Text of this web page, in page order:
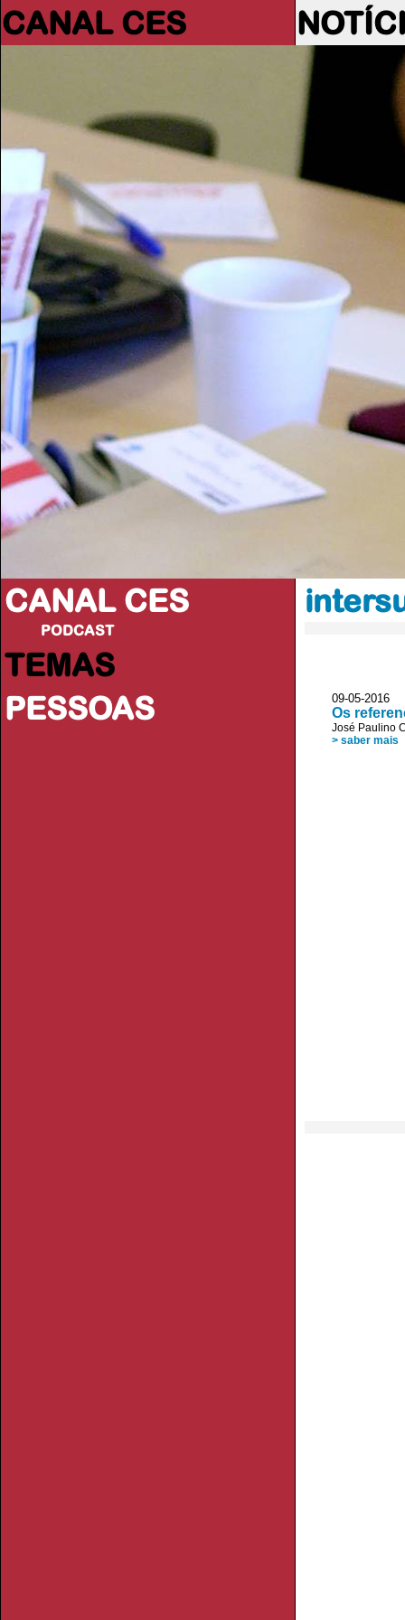
CANAL CES
CANAL CES
PODCAST
TEMAS
PESSOAS
09-05-
Os
José Paulino
> saber mais